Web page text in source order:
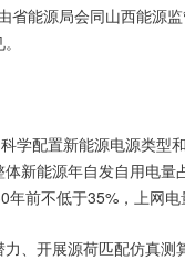
省能源局会同山西能源
学配置新能源电源类
新能源年自发自用电
前不低于35%，上网
、开展源荷匹配仿真